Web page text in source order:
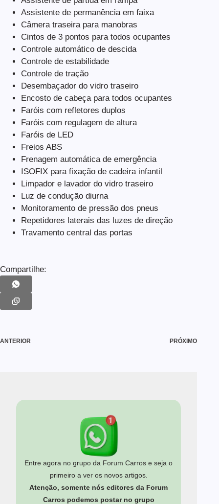
Assistente de permanência em faixa
Câmera traseira para manobras
Cintos de 3 pontos para todos ocupantes
Controle automático de descida
Controle de estabilidade
Controle de tração
Desembaçador do vidro traseiro
Encosto de cabeça para todos ocupantes
Faróis com refletores duplos
Faróis com regulagem de altura
Faróis de LED
Freios ABS
Frenagem automática de emergência
ISOFIX para fixação de cadeira infantil
Limpador e lavador do vidro traseiro
Luz de condução diurna
Monitoramento de pressão dos pneus
Repetidores laterais das luzes de direção
Travamento central das portas
Compartilhe:
ANTERIOR PRÓXIMO
Entre agora no grupo da Forum Carros e seja o
primeiro a ver os novos artigos.
Atenção, somente nós editores da Forum
Carros podemos postar no grupo